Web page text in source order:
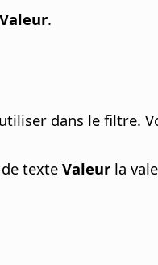
Valeur.
dans le filtre.
texte Valeur la